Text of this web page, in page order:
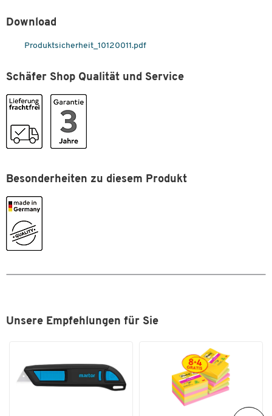
Download
Produktsicherheit_10120011.pdf
Schäfer Shop Qualität und Service
Besonderheiten zu diesem Produkt
Unsere Empfehlungen für Sie